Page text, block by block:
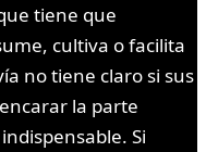
tiene que
cultiva o facilita
no tiene claro si sus
la parte
Si